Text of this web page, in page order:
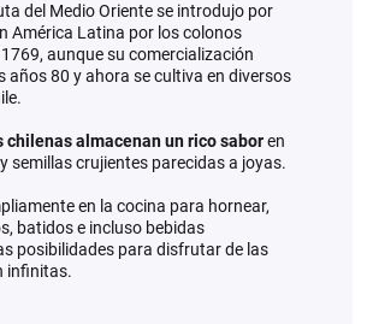
del Medio Oriente se introdujo por
América Latina por los colonos
aunque su comercialización
años 80 y ahora se cultiva en diversos
chilenas almacenan un rico saboren
semillas crujientes parecidas a joyas.
en la cocina para hornear,
batidos e incluso bebidas
posibilidades para disfrutar de las
infinitas.